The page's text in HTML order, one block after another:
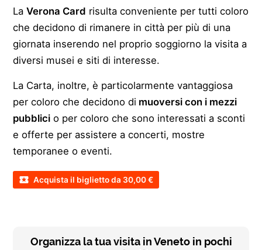
LaVerona Card risulta conveniente per tutti coloro
che decidono di rimanere in città per più di una
giornata inserendo nel proprio soggiorno la visita a
diversi musei e siti di interesse.
La Carta, inoltre, è particolarmente vantaggiosa
per coloro che decidono di muoversi con i mezzi
pubblici o per coloro che sono interessati a sconti
e offerte per assistere a concerti, mostre
temporanee o eventi.
Acquista il biglietto da 30,00 €
Organizza la tua visita in Veneto in pochi